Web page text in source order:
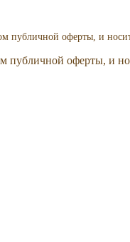
публичной оферты, и
оферты, и